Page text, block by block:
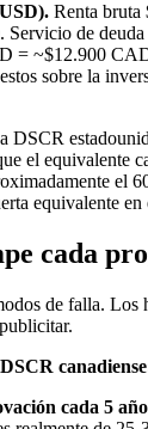
Renta bruta
de
= ~$12.900
sobre la
DSCR
el equivalente
el
equivalente
cada
de falla. Los
cada 5